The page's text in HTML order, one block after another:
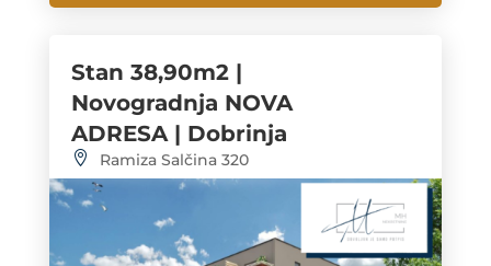
Stan 38,90m2 |
Novogradnja NOVA
ADRESA | Dobrinja
Ramiza Salčina 320